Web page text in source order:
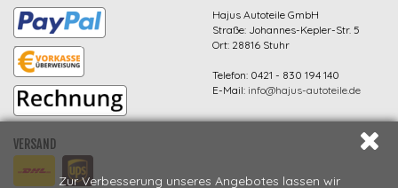
Zur Verbesserung unseres Angebotes lassen wir
VERSAND
Hajus Autoteile GmbH
Straße: Johannes-Kepler-Str. 5
Ort: 28816 Stuhr
Telefon: 0421 - 830 194 140
E-Mail: info@hajus-autoteile.de